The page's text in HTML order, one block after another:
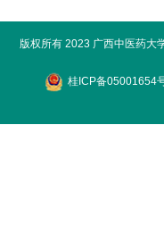
版权所有 2023 广西中医药大
桂ICP备05001654